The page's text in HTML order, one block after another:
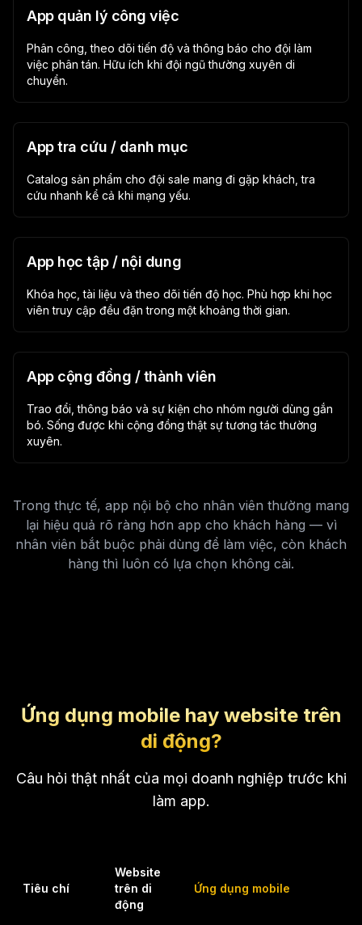
App quản lý công việc
Phân công, theo dõi tiến độ và thông báo cho đội làm
việc phân tán. Hữu ích khi đội ngũ thường xuyên di
chuyển.
App tra cứu / danh mục
Catalog sản phẩm cho đội sale mang đi gặp khách, tra
cứu nhanh kể cả khi mạng yếu.
App học tập / nội dung
Khóa học, tài liệu và theo dõi tiến độ học. Phù hợp khi học
viên truy cập đều đặn trong một khoảng thời gian.
App cộng đồng / thành viên
Trao đổi, thông báo và sự kiện cho nhóm người dùng gắn
bó. Sống được khi cộng đồng thật sự tương tác thường
xuyên.
Trong thực tế, app nội bộ cho nhân viên thường mang
lại hiệu quả rõ ràng hơn app cho khách hàng — vì
nhân viên bắt buộc phải dùng để làm việc, còn khách
hàng thì luôn có lựa chọn không cài.
Ứng dụng mobile hay website trên
di động?
Câu hỏi thật nhất của mọi doanh nghiệp trước khi
làm app.
Tiêu chí
Website
trên di
động
Ứng dụng mobile